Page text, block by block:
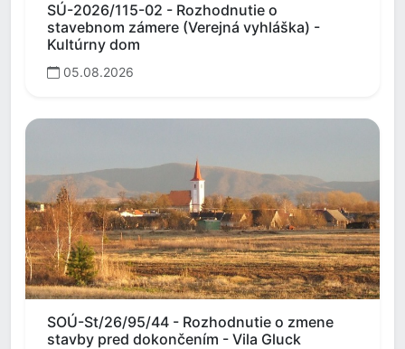
SÚ-2026/115-02 - Rozhodnutie o
stavebnom zámere (Verejná vyhláška) -
Kultúrny dom
05.08.2026
SOÚ-St/26/95/44 - Rozhodnutie o zmene
stavby pred dokončením - Vila Gluck